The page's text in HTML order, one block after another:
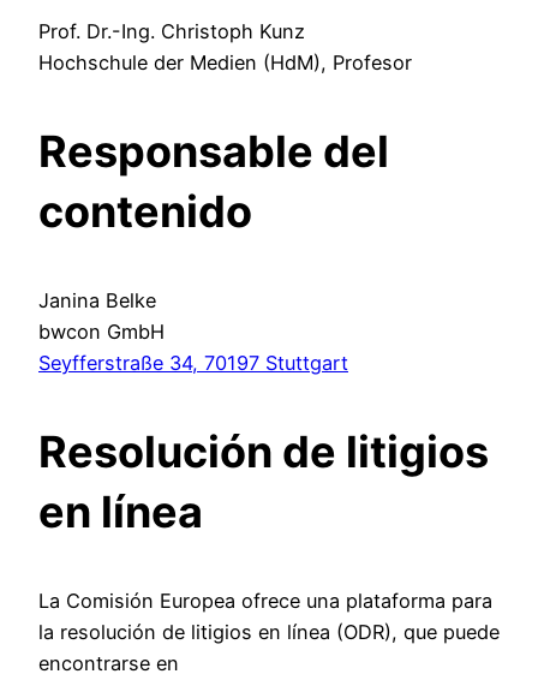
Prof. Dr.-Ing. Christoph Kunz
Hochschule der Medien (HdM), Profesor
Responsable del
contenido
Janina Belke
bwcon GmbH
Seyfferstraße 34, 70197 Stuttgart
Resolución de litigios
en línea
La Comisión Europea ofrece una plataforma para
la resolución de litigios en línea (ODR), que puede
encontrarse en